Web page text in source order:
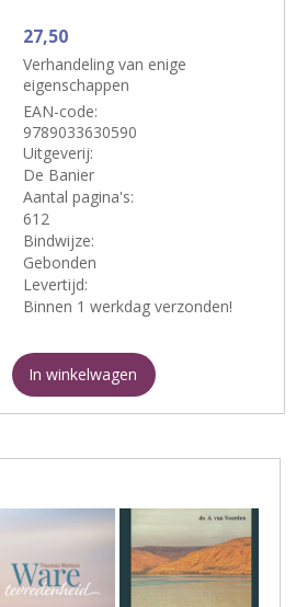
27,50
Verhandeling van enige
eigenschappen
EAN-code:
9789033630590
Uitgeverij:
De Banier
Aantal pagina's:
612
Bindwijze:
Gebonden
Levertijd:
Binnen 1 werkdag verzonden!
In winkelwagen